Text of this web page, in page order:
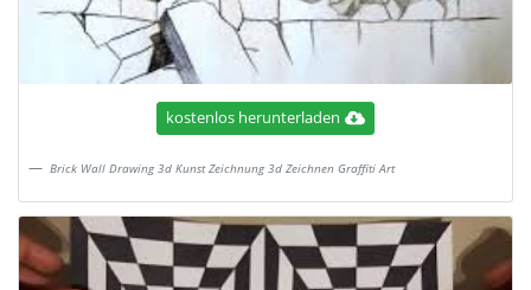
kostenlos herunterladen
Brick Wall Drawing 3d Kunst Zeichnung 3d Zeichnen Graffiti Art